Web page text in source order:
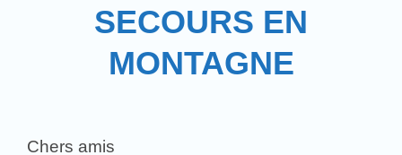
SECOURS EN
MONTAGNE
Chers amis